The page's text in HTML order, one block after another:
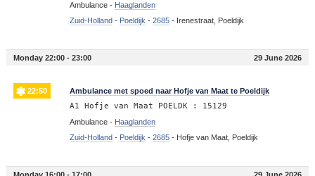
Ambulance - Haaglanden
Zuid-Holland - Poeldijk- 2685- Irenestraat, Poeldijk
Monday 22:00 - 23:00 29 June 2026
22:50 Ambulance met spoed naar Hofje van Maat te Poeldijk
A1 Hofje van Maat POELDK : 15129
Ambulance - Haaglanden
Zuid-Holland - Poeldijk- 2685- Hofje van Maat, Poeldijk